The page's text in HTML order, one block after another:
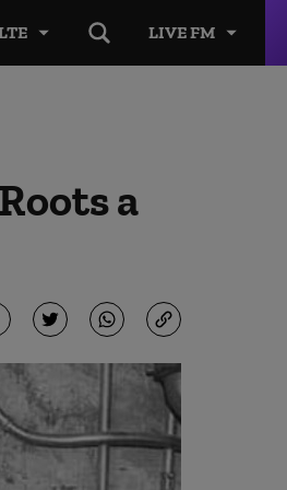
LIVE FM
a